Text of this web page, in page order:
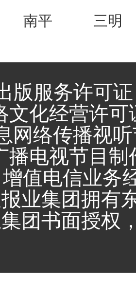
南平 三明
版服务许可
文化经营许可
网络传播视
播电视节目
增值电信业务
业集团拥有
团书面授权